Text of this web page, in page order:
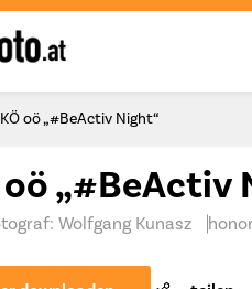
oö „#BeActiv Night“
oö „#BeActiv
Wolfgang Kunasz